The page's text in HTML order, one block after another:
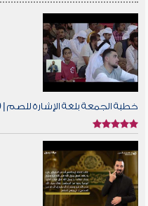
خطبة الجمعة بلغة الإشارة للصم | 20-3-2026